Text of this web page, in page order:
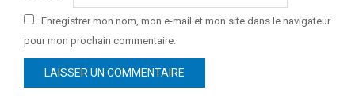
Enregistrer mon nom, mon e-mail et mon site dans le navigateur
pour mon prochain commentaire.